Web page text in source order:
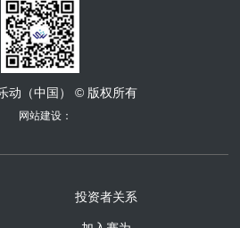
动（中国） © 版权所有
网站建设：
投资者关系